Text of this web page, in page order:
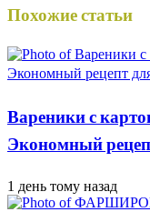
Похожие статьи
Вареники с
Экономный
1 день тому назад